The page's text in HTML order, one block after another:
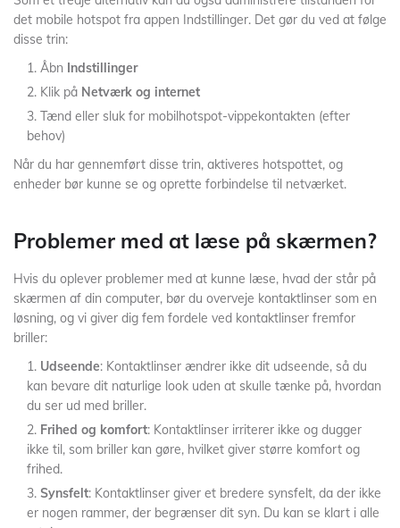
det mobile hotspot fra appen Indstillinger. Det gør du ved at følge
disse trin:
Åbn Indstillinger
Klik på Netværk og internet
Tænd eller sluk for mobilhotspot-vippekontakten (efter
behov)
Når du har gennemført disse trin, aktiveres hotspottet, og
enheder bør kunne se og oprette forbindelse til netværket.
Problemer med at læse på skærmen?
Hvis du oplever problemer med at kunne læse, hvad der står på
skærmen af din computer, bør du overveje kontaktlinser som en
løsning, og vi giver dig fem fordele ved kontaktlinser fremfor
briller:
Udseende: Kontaktlinser ændrer ikke dit udseende, så du
kan bevare dit naturlige look uden at skulle tænke på, hvordan
du ser ud med briller.
Frihed og komfort: Kontaktlinser irriterer ikke og dugger
ikke til, som briller kan gøre, hvilket giver større komfort og
frihed.
Synsfelt: Kontaktlinser giver et bredere synsfelt, da der ikke
er nogen rammer, der begrænser dit syn. Du kan se klart i alle